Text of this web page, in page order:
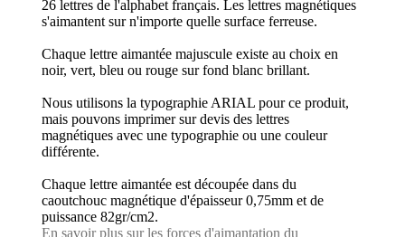
26 lettres de l'alphabet français. Les lettres magnétiques
s'aimantent sur n'importe quelle surface ferreuse.
Chaque lettre aimantée majuscule existe au choix en
noir, vert, bleu ou rouge sur fond blanc brillant.
Nous utilisons la typographie ARIAL pour ce produit,
mais pouvons imprimer sur devis des lettres
magnétiques avec une typographie ou une couleur
différente.
Chaque lettre aimantée est découpée dans du
caoutchouc magnétique d'épaisseur 0,75mm et de
puissance 82gr/cm2.
En savoir plus sur les forces d'aimantation du